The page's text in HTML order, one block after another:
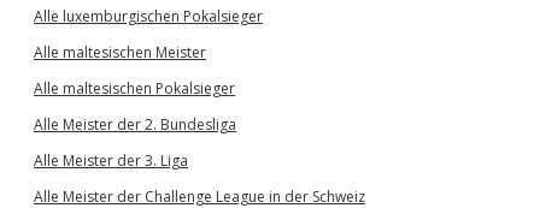
Alle luxemburgischen Pokalsieger
Alle maltesischen Meister
Alle maltesischen Pokalsieger
Alle Meister der 2. Bundesliga
Alle Meister der 3. Liga
Alle Meister der Challenge League in der Schweiz